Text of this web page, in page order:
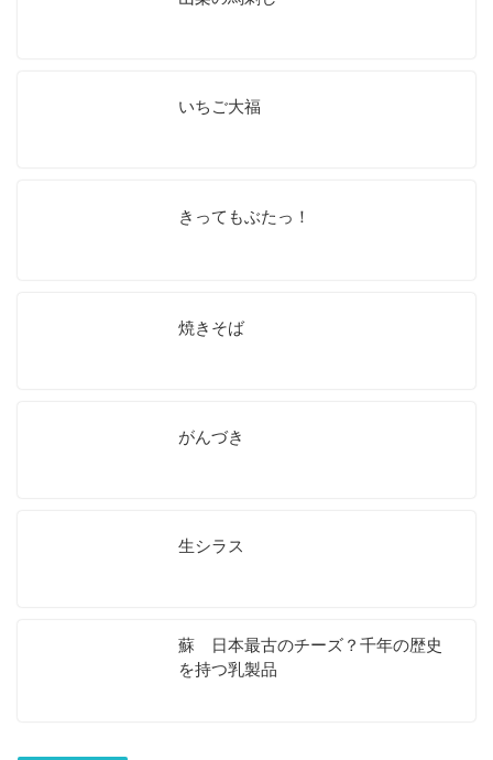
いちご大福
きってもぶたっ！
焼きそば
がんづき
生シラス
蘇 日本最古のチーズ？千年の歴史
を持つ乳製品